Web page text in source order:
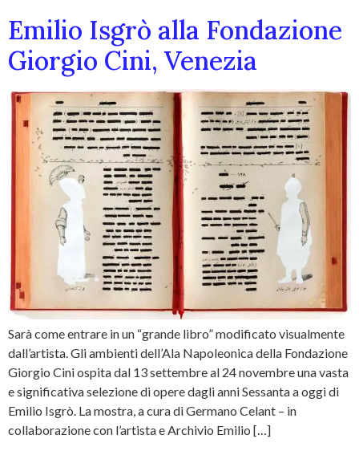
Emilio Isgrò alla Fondazione
Giorgio Cini, Venezia
Sarà come entrare in un “grande libro” modificato visualmente
dall’artista. Gli ambienti dell’Ala Napoleonica della Fondazione
Giorgio Cini ospita dal 13 settembre al 24 novembre una vasta
e significativa selezione di opere dagli anni Sessanta a oggi di
Emilio Isgrò. La mostra, a cura di Germano Celant – in
collaborazione con l’artista e Archivio Emilio […]